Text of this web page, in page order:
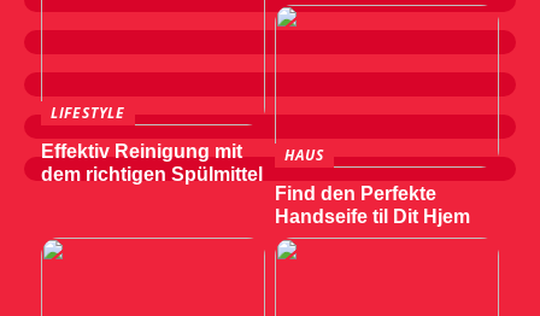
LIFESTYLE
Effektiv Reinigung mit
dem richtigen Spülmittel
HAUS
Find den Perfekte
Handseife til Dit Hjem